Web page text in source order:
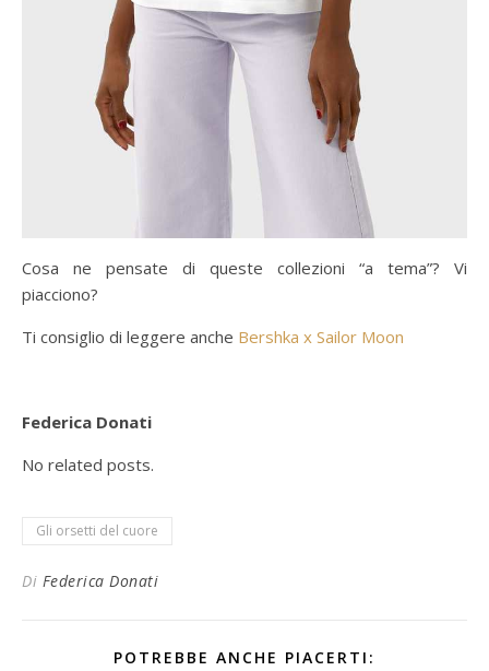
Cosa ne pensate di queste collezioni “a tema”? Vi
piacciono?
Ti consiglio di leggere anche Bershka x Sailor Moon
Federica Donati
No related posts.
Gli orsetti del cuore
Di Federica Donati
POTREBBE ANCHE PIACERTI: